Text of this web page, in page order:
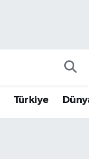
Türkiye